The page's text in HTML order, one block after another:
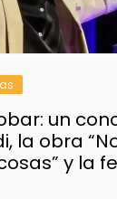
un
la obra
y la